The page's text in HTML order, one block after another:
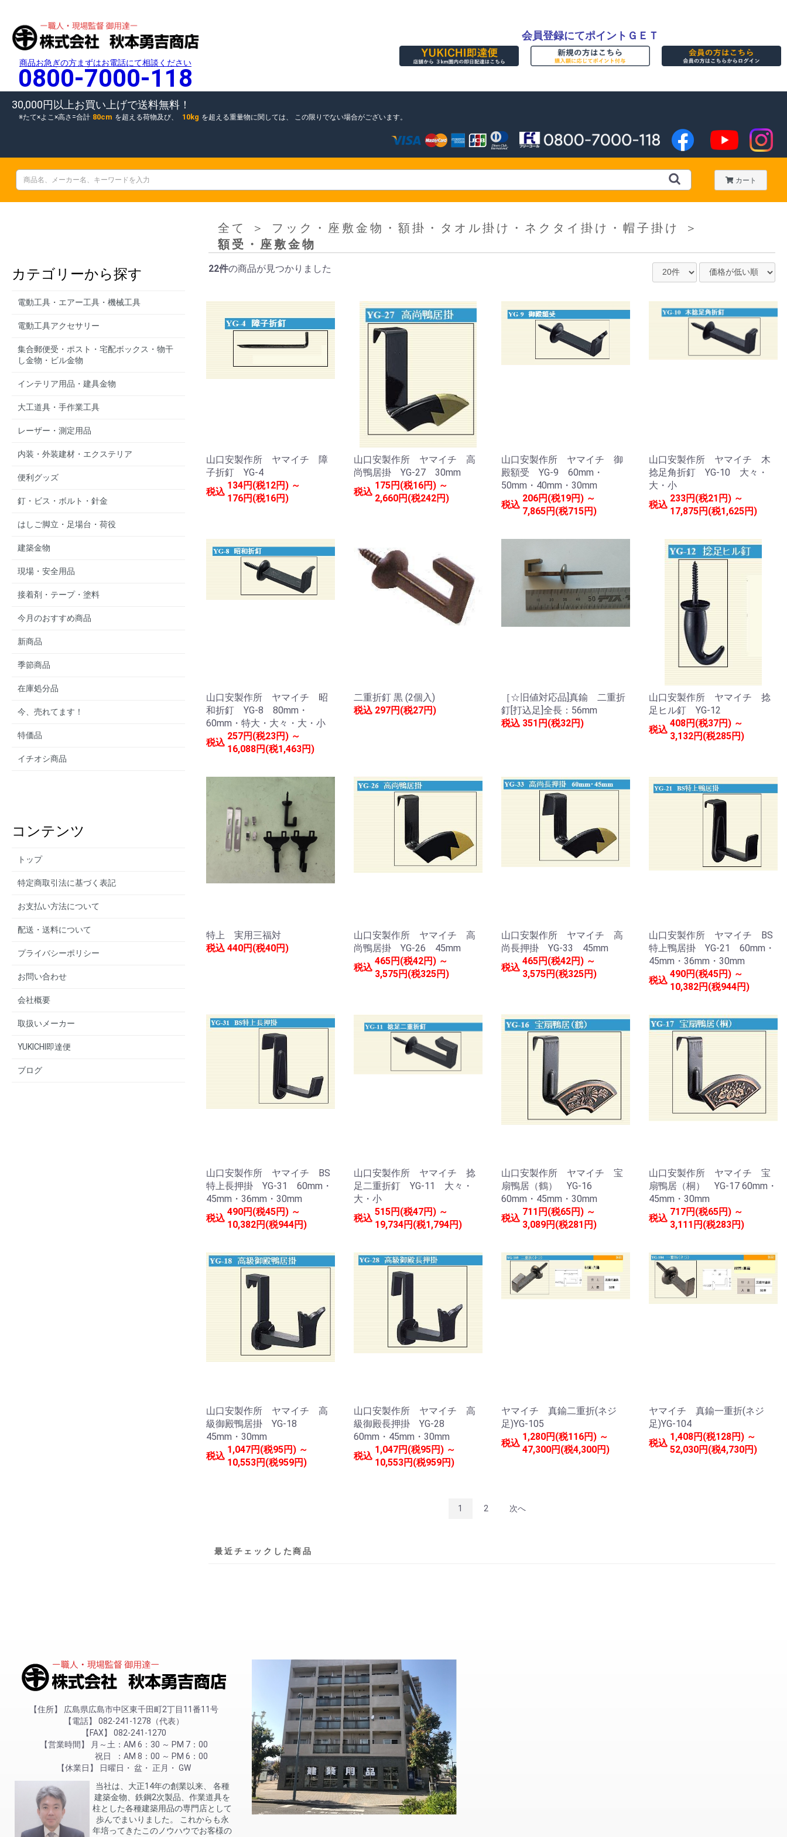
商品お急ぎの方まずはお電話にて相談ください
0800-7000-118
会員登録にてポイントＧＥＴ
30,000円以上お買い上げで送料無料！
たて×よこ×高さ=合計 80cm を超える荷物及び、 10kg を超える重量物に関しては、 この限りでない場合がございます。
カート
カテゴリーから探す
電動工具・エアー工具・機械工具
電動工具アクセサリー
集合郵便受・ポスト・宅配ボックス・物干
し金物・ビル金物
インテリア用品・建具金物
大工道具・手作業工具
レーザー・測定用品
内装・外装建材・エクステリア
便利グッズ
釘・ビス・ボルト・針金
はしご脚立・足場台・荷役
建築金物
現場・安全用品
接着剤・テープ・塗料
今月のおすすめ商品
新商品
季節商品
在庫処分品
今、売れてます！
特価品
イチオシ商品
コンテンツ
トップ
特定商取引法に基づく表記
お支払い方法について
配送・送料について
プライバシーポリシー
お問い合わせ
会社概要
取扱いメーカー
YUKICHI即達便
ブログ
全て ＞ フック・座敷金物・額掛・タオル掛け・ネクタイ掛け・帽子掛け
＞
額受・座敷金物
22件の商品が見つかりました
山口安製作所 ヤマイチ 障
子折釘 YG-4
税込
134円(税12円) ～
176円(税16円)
山口安製作所 ヤマイチ 高
尚鴨居掛 YG-27 30mm
税込
175円(税16円) ～
2,660円(税242円)
山口安製作所 ヤマイチ 御
殿額受 YG-9 60mm・
50mm・40mm・30mm
税込
206円(税19円) ～
7,865円(税715円)
山口安製作所 ヤマイチ 木
捻足角折釘 YG-10 大々・
大・小
税込
233円(税21円) ～
17,875円(税1,625円)
山口安製作所 ヤマイチ 昭
和折釘 YG-8 80mm・
60mm・特大・大々・大・小
税込
257円(税23円) ～
16,088円(税1,463円)
二重折釘 黒 (2個入)
税込 297円(税27円)
［☆旧値対応品]真鍮 二重折
釘[打込足]全長：56mm
税込 351円(税32円)
山口安製作所 ヤマイチ 捻
足ヒル釘 YG-12
税込
408円(税37円) ～
3,132円(税285円)
特上 実用三福対
税込 440円(税40円)
山口安製作所 ヤマイチ 高
尚鴨居掛 YG-26 45mm
税込
465円(税42円) ～
3,575円(税325円)
山口安製作所 ヤマイチ 高
尚長押掛 YG-33 45mm
税込
465円(税42円) ～
3,575円(税325円)
山口安製作所 ヤマイチ BS
特上鴨居掛 YG-21 60mm・
45mm・36mm・30mm
税込
490円(税45円) ～
10,382円(税944円)
山口安製作所 ヤマイチ BS
特上長押掛 YG-31 60mm・
45mm・36mm・30mm
税込
490円(税45円) ～
10,382円(税944円)
山口安製作所 ヤマイチ 捻
足二重折釘 YG-11 大々・
大・小
税込
515円(税47円) ～
19,734円(税1,794円)
山口安製作所 ヤマイチ 宝
扇鴨居（鶴） YG-16
60mm・45mm・30mm
税込
711円(税65円) ～
3,089円(税281円)
山口安製作所 ヤマイチ 宝
扇鴨居（桐） YG-17 60mm・
45mm・30mm
税込
717円(税65円) ～
3,111円(税283円)
山口安製作所 ヤマイチ 高
級御殿鴨居掛 YG-18
45mm・30mm
税込
1,047円(税95円) ～
10,553円(税959円)
山口安製作所 ヤマイチ 高
級御殿長押掛 YG-28
60mm・45mm・30mm
税込
1,047円(税95円) ～
10,553円(税959円)
ヤマイチ 真鍮二重折(ネジ
足)YG-105
税込
1,280円(税116円) ～
47,300円(税4,300円)
ヤマイチ 真鍮一重折(ネジ
足)YG-104
税込
1,408円(税128円) ～
52,030円(税4,730円)
1 2 次へ
最近チェックした商品
住所
広島県広島市中区東千田町2丁目11番11号
電話
082-241-1278（代表）
FAX
082-241-1270
営業時間
月～土
AM 6：30 ～ PM 7：00
祝日
AM 8：00 ～ PM 6：00
休業日
日曜日 盆 正月
GW
当社は、大正14年の創業以来、 各種
建築金物、鉄鋼2次製品、作業道具を
柱とした各種建築用品の専門店として
歩んでまいりました。 これからも永
年培ってきたこのノウハウでお客様の